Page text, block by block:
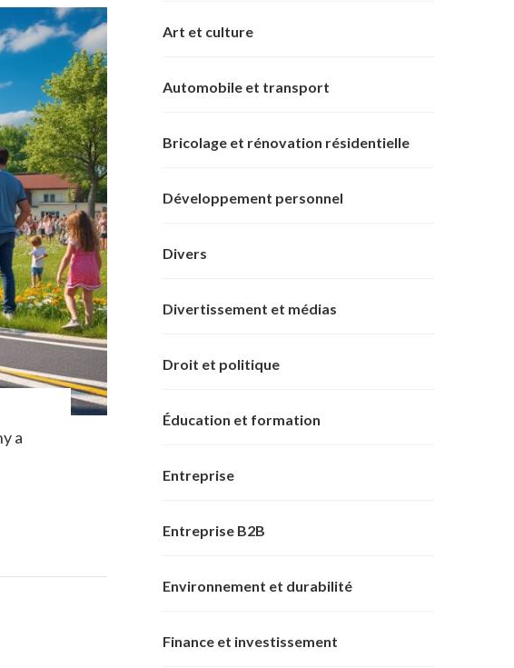
a
Art et culture
Automobile et transport
Bricolage et rénovation résidentielle
Développement personnel
Divers
Divertissement et médias
Droit et politique
Éducation et formation
Entreprise
Entreprise B2B
Environnement et durabilité
Finance et investissement